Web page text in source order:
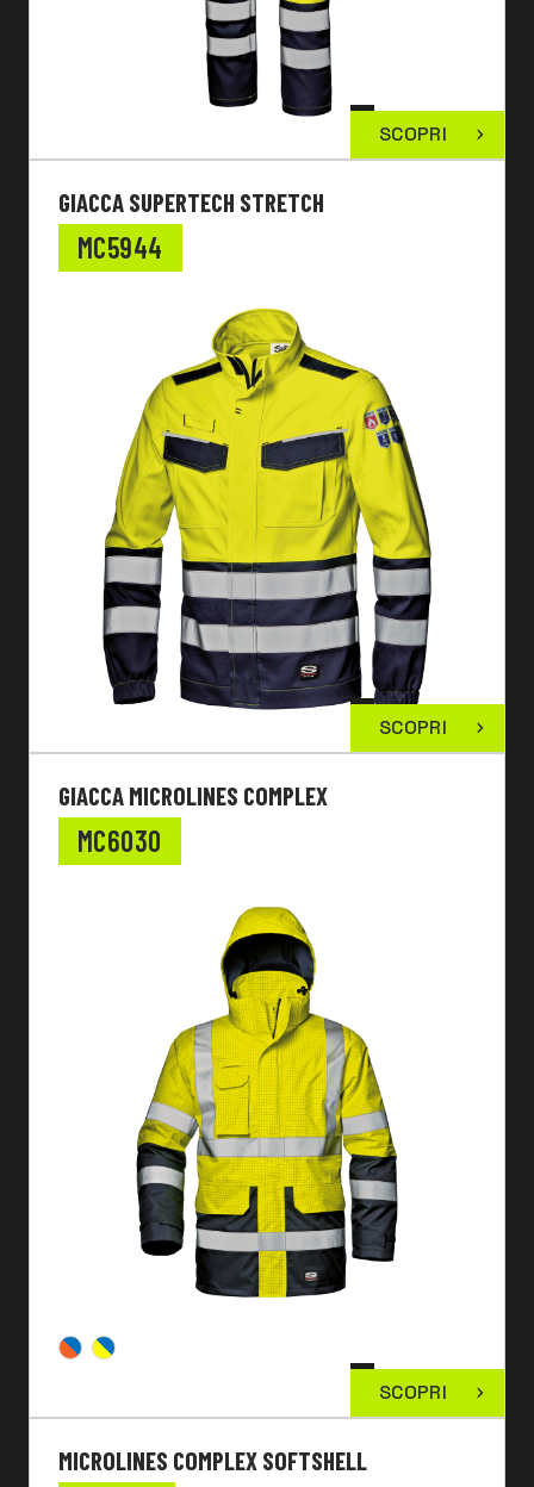
SCOPRI
GIACCA SUPERTECH STRETCH
MC5944
SCOPRI
GIACCA MICROLINES COMPLEX
MC6030
SCOPRI
MICROLINES COMPLEX SOFTSHELL